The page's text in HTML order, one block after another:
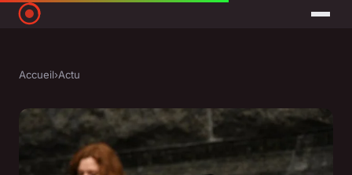
Accueil›Actu